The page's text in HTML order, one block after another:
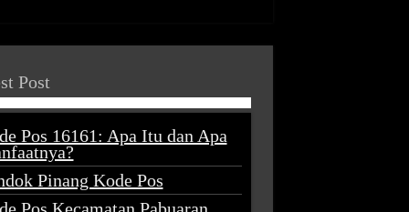
Post
Pos 16161: Apa Itu dan Apa
Pinang Kode Pos